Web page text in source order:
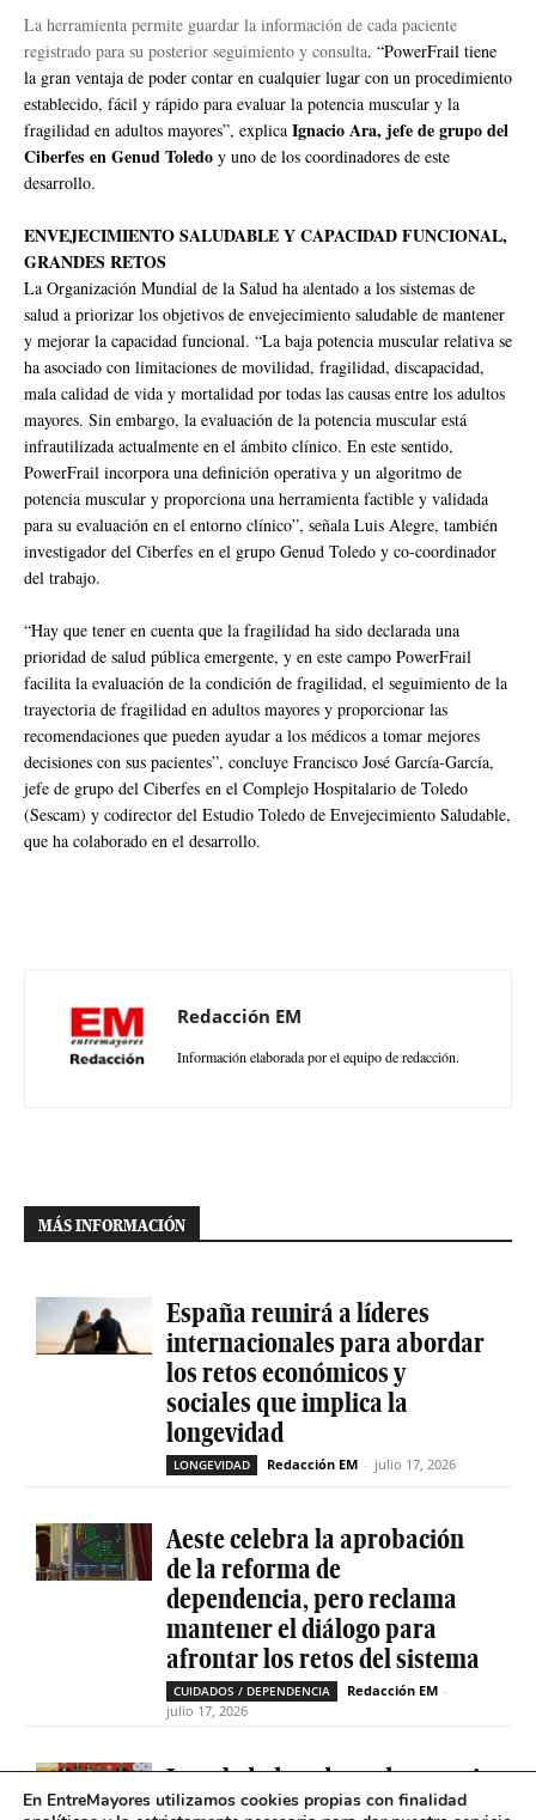
La herramienta permite guardar la información de cada paciente
registrado para su posterior seguimiento y consulta. “PowerFrail tiene
la gran ventaja de poder contar en cualquier lugar con un procedimiento
establecido, fácil y rápido para evaluar la potencia muscular y la
fragilidad en adultos mayores”, explica Ignacio Ara, jefe de grupo del
Ciberfes en Genud Toledo y uno de los coordinadores de este
desarrollo.
ENVEJECIMIENTO SALUDABLE Y CAPACIDAD FUNCIONAL,
GRANDES RETOS
La Organización Mundial de la Salud ha alentado a los sistemas de
salud a priorizar los objetivos de envejecimiento saludable de mantener
y mejorar la capacidad funcional. “La baja potencia muscular relativa se
ha asociado con limitaciones de movilidad, fragilidad, discapacidad,
mala calidad de vida y mortalidad por todas las causas entre los adultos
mayores. Sin embargo, la evaluación de la potencia muscular está
infrautilizada actualmente en el ámbito clínico. En este sentido,
PowerFrail incorpora una definición operativa y un algoritmo de
potencia muscular y proporciona una herramienta factible y validada
para su evaluación en el entorno clínico”, señala Luis Alegre, también
investigador del Ciberfes en el grupo Genud Toledo y co-coordinador
del trabajo.
“Hay que tener en cuenta que la fragilidad ha sido declarada una
prioridad de salud pública emergente, y en este campo PowerFrail
facilita la evaluación de la condición de fragilidad, el seguimiento de la
trayectoria de fragilidad en adultos mayores y proporcionar las
recomendaciones que pueden ayudar a los médicos a tomar mejores
decisiones con sus pacientes”, concluye Francisco José García-García,
jefe de grupo del Ciberfes en el Complejo Hospitalario de Toledo
(Sescam) y codirector del Estudio Toledo de Envejecimiento Saludable,
que ha colaborado en el desarrollo.
Redacción EM
Información elaborada por el equipo de redacción.
MÁS INFORMACIÓN
España reunirá a líderes
internacionales para abordar
los retos económicos y
sociales que implica la
longevidad
LONGEVIDAD Redacción EM - julio 17, 2026
Aeste celebra la aprobación
de la reforma de
dependencia, pero reclama
mantener el diálogo para
afrontar los retos del sistema
CUIDADOS / DEPENDENCIA Redacción EM -
julio 17, 2026
La soledad no deseada es casi
cinco veces superior entre
En EntreMayores utilizamos cookies propias con finalidad